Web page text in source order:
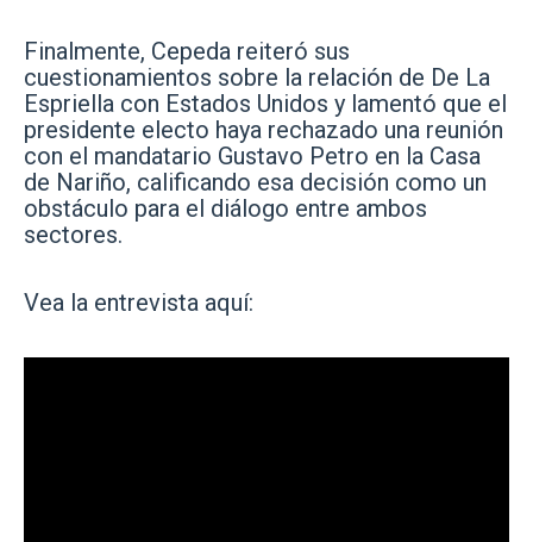
Finalmente, Cepeda reiteró sus
cuestionamientos sobre la relación de De La
Espriella con Estados Unidos y lamentó que el
presidente electo haya rechazado una reunión
con el mandatario Gustavo Petro en la Casa
de Nariño, calificando esa decisión como un
obstáculo para el diálogo entre ambos
sectores.
Vea la entrevista aquí: